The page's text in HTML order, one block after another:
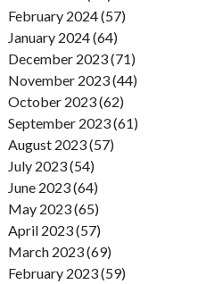
February 2024 (57)
January 2024 (64)
December 2023 (71)
November 2023 (44)
October 2023 (62)
September 2023 (61)
August 2023 (57)
July 2023 (54)
June 2023 (64)
May 2023 (65)
April 2023 (57)
March 2023 (69)
February 2023 (59)